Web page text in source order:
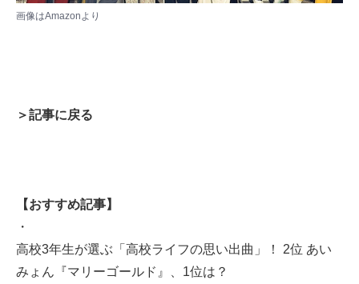
画像はAmazonより
＞記事に戻る
【おすすめ記事】
・
高校3年生が選ぶ「高校ライフの思い出曲」！ 2位 あい
みょん『マリーゴールド』、1位は？